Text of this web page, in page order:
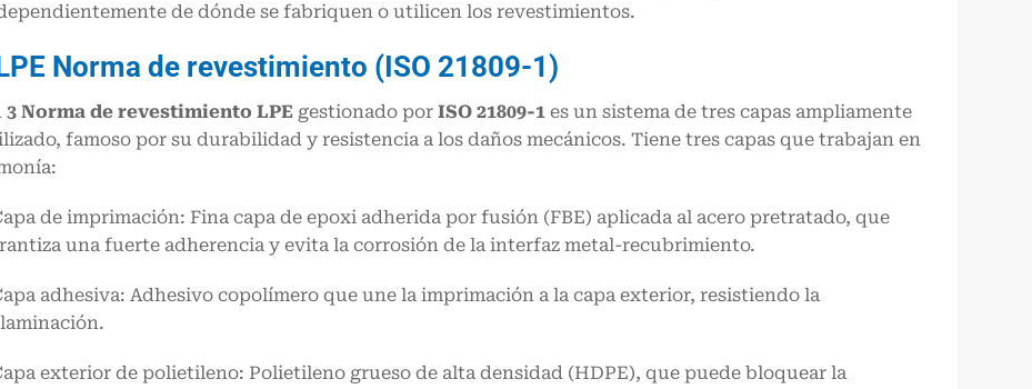
de dónde se fabriquen o utilicen los revestimientos.
PE Norma de revestimiento (ISO 21809-1)
3 Norma de revestimiento LPEgestionado porISO 21809-1es un sistema de tres capas ampliamente
famoso por su durabilidad y resistencia a los daños mecánicos. Tiene tres capas que trabajan en
de imprimación: Fina capa de epoxi adherida por fusión (FBE) aplicada al acero pretratado, que
una fuerte adherencia y evita la corrosión de la interfaz metal-recubrimiento.
adhesiva: Adhesivo copolímero que une la imprimación a la capa exterior, resistiendo la
exterior de polietileno: Polietileno grueso de alta densidad (HDPE), que puede bloquear la